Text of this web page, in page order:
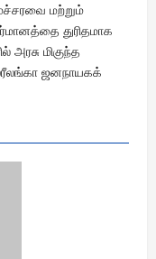
மற்றும்
துரிதமாக
மிகுந்த
ஜனநாயகக்